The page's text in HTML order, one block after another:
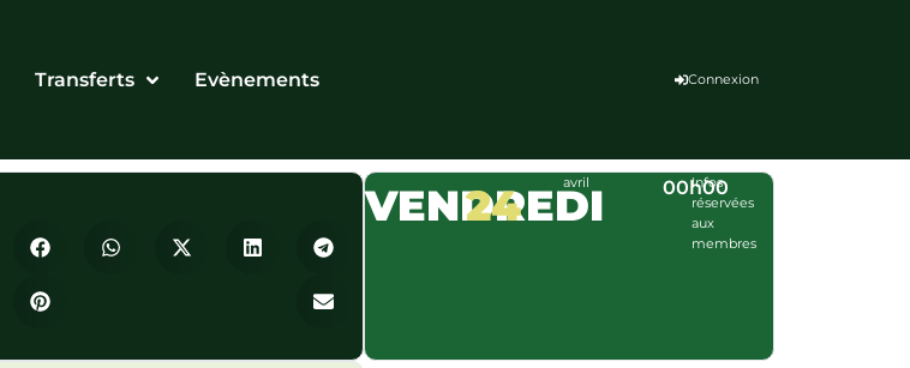
Transferts Evènements Connexion
VENDREDI
24 avril 00h00
Infos
réservées
aux
membres